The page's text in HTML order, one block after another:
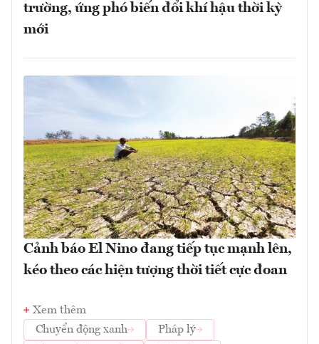
trường, ứng phó biến đổi khí hậu thời kỳ
mới
Cảnh báo El Nino đang tiếp tục mạnh lên,
kéo theo các hiện tượng thời tiết cực đoan
Xem thêm
Chuyển động xanh
Pháp lý